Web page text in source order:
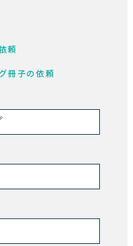
頼
冊子の依頼